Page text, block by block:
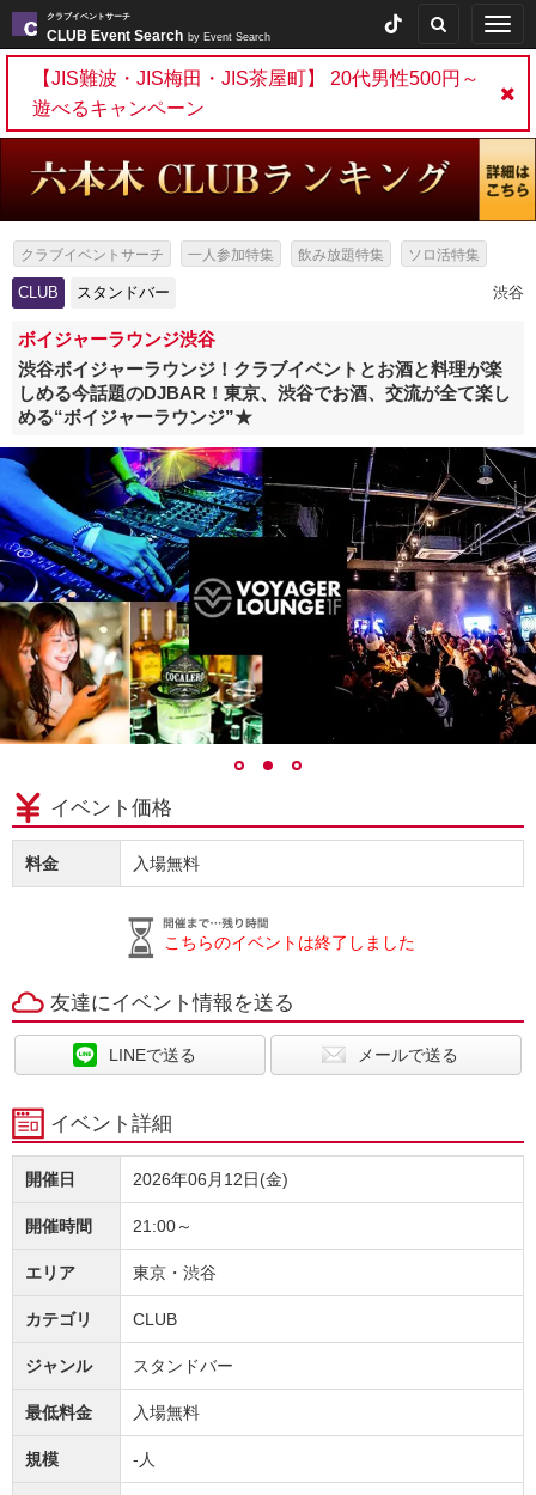
クラブイベントサーチ
CLUB Event Search by Event Search
【JIS難波・JIS梅田・JIS茶屋町】 20代男性500円～
遊べるキャンペーン
クラブイベントサーチ 一人参加特集 飲み放題特集 ソロ活特集
女性無料特集 出会いイベント特集
スタンドバー特集
CLUB スタンドバー 渋谷
ボイジャーラウンジ渋谷
渋谷ボイジャーラウンジ！クラブイベントとお酒と料理が楽
しめる今話題のDJBAR！東京、渋谷でお酒、交流が全て楽し
める“ボイジャーラウンジ”★
イベント価格
料金 入場無料
こちらのイベントは終了しました
友達にイベント情報を送る
LINEで送る メールで送る
イベント詳細
開催日 2026年06月12日(金)
開催時間 21:00～
エリア 東京・渋谷
カテゴリ CLUB
ジャンル スタンドバー
最低料金 入場無料
規模 -人